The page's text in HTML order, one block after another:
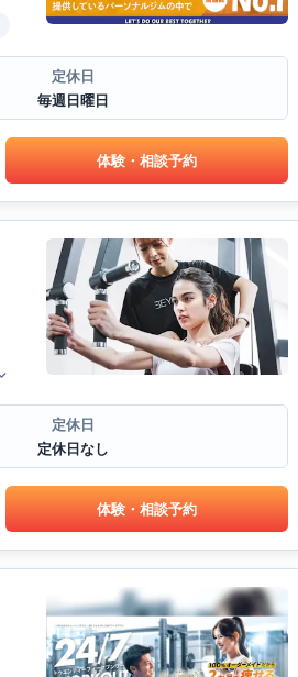
定休日
毎週日曜日
体験・相談予約
定休日
定休日なし
体験・相談予約